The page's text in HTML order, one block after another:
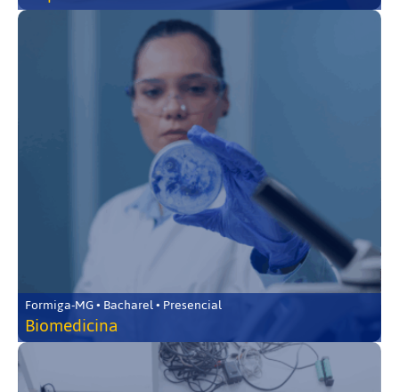
Formiga-MG • Bacharel • Presencial
Biomedicina